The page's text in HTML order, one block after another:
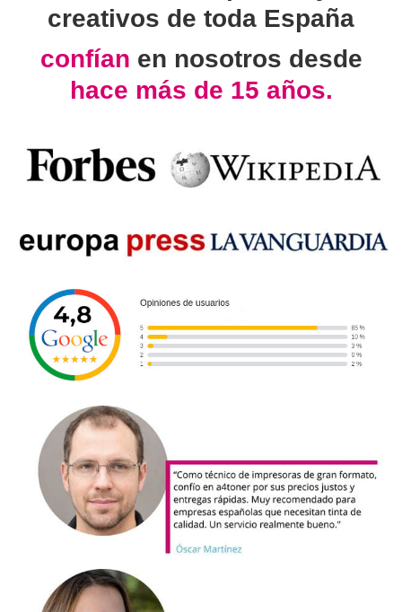
creativos de toda España
confían en nosotros desde
hace más de 15 años.